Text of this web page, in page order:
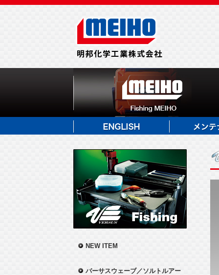
NEW ITEM
バーサスウェーブ／ソルトルアー